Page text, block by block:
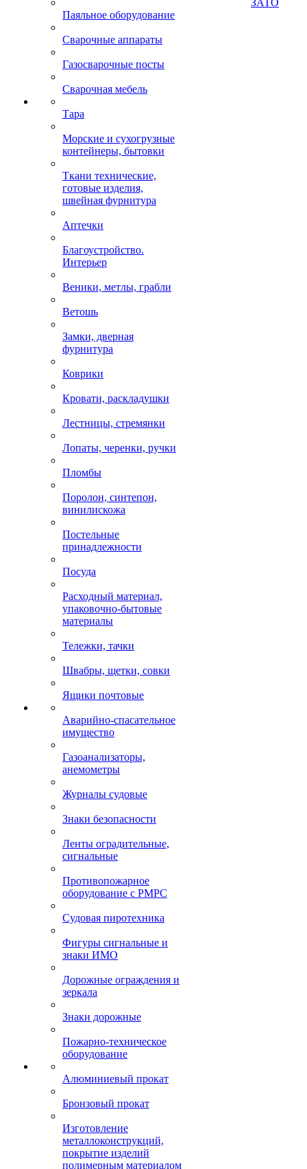
Паяльное оборудование
Сварочные аппараты
Газосварочные посты
Сварочная мебель
Тара
Морские и сухогрузные
контейнеры, бытовки
Ткани технические,
готовые изделия,
швейная фурнитура
Аптечки
Благоустройство.
Интерьер
Веники, метлы, грабли
Ветошь
Замки, дверная
фурнитура
Коврики
Кровати, раскладушки
Лестницы, стремянки
Лопаты, черенки, ручки
Пломбы
Поролон, синтепон,
винилискожа
Постельные
принадлежности
Посуда
Расходный материал,
упаковочно-бытовые
материалы
Тележки, тачки
Швабры, щетки, совки
Ящики почтовые
Аварийно-спасательное
имущество
Газоанализаторы,
анемометры
Журналы судовые
Знаки безопасности
Ленты оградительные,
сигнальные
Противопожарное
оборудование с РМРС
Судовая пиротехника
Фигуры сигнальные и
знаки ИМО
Дорожные ограждения и
зеркала
Знаки дорожные
Пожарно-техническое
оборудование
Алюминиевый прокат
Бронзовый прокат
Изготовление
металлоконструкций,
покрытие изделий
полимерным материалом
ЗАТО